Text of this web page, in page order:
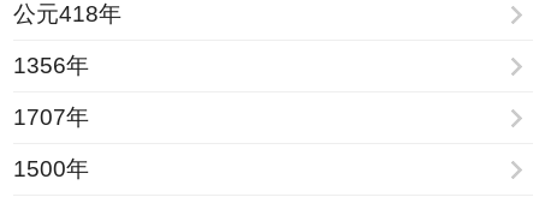
公元418年
1356年
1707年
1500年